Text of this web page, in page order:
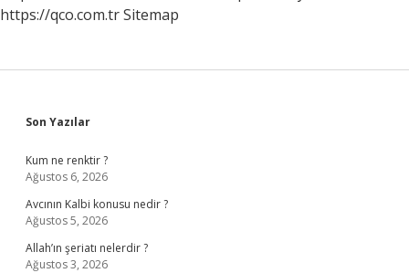
https://qco.com.trSitemap
Sidebar
Son Yazılar
Kum ne renktir ?
Ağustos 6, 2026
Avcının Kalbi konusu nedir ?
Ağustos 5, 2026
Allah’ın şeriatı nelerdir ?
Ağustos 3, 2026